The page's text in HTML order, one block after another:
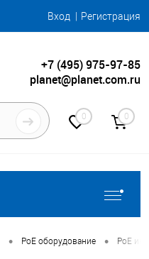
Вход Регистрация
+7 (495) 975-97-85
planet@planet.com.ru
0 0
• PoE оборудование • PoE